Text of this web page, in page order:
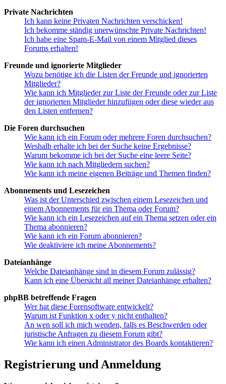
Private Nachrichten
Ich kann keine Privaten Nachrichten verschicken!
Ich bekomme ständig unerwünschte Private Nachrichten!
Ich habe eine Spam-E-Mail von einem Mitglied dieses
Forums erhalten!
Freunde und ignorierte Mitglieder
Wozu benötige ich die Listen der Freunde und ignorierten
Mitglieder?
Wie kann ich Mitglieder zur Liste der Freunde oder zur Liste
der ignorierten Mitglieder hinzufügen oder diese wieder aus
den Listen entfernen?
Die Foren durchsuchen
Wie kann ich ein Forum oder mehrere Foren durchsuchen?
Weshalb erhalte ich bei der Suche keine Ergebnisse?
Warum bekomme ich bei der Suche eine leere Seite?
Wie kann ich nach Mitgliedern suchen?
Wie kann ich meine eigenen Beiträge und Themen finden?
Abonnements und Lesezeichen
Was ist der Unterschied zwischen einem Lesezeichen und
einem Abonnements für ein Thema oder Forum?
Wie kann ich ein Lesezeichen auf ein Thema setzen oder ein
Thema abonnieren?
Wie kann ich ein Forum abonnieren?
Wie deaktiviere ich meine Abonnements?
Dateianhänge
Welche Dateianhänge sind in diesem Forum zulässig?
Kann ich eine Übersicht all meiner Dateianhänge erhalten?
phpBB betreffende Fragen
Wer hat diese Forensoftware entwickelt?
Warum ist Funktion x oder y nicht enthalten?
An wen soll ich mich wenden, falls es Beschwerden oder
juristische Anfragen zu diesem Forum gibt?
Wie kann ich einen Administrator des Boards kontaktieren?
Registrierung und Anmeldung